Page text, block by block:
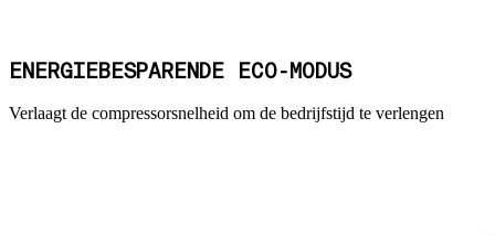
ENERGIEBESPARENDE ECO-MODUS
Verlaagt de compressorsnelheid om de bedrijfstijd te verlengen